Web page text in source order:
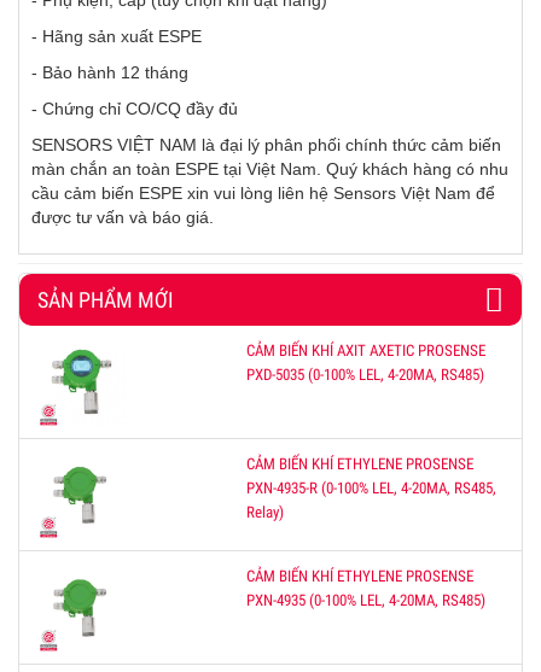
- Hãng sản xuất ESPE
- Bảo hành 12 tháng
- Chứng chỉ CO/CQ đầy đủ
SENSORS VIỆT NAM là đại lý phân phối chính thức cảm biến
màn chắn an toàn ESPE tại Việt Nam. Quý khách hàng có nhu
cầu cảm biến ESPE xin vui lòng liên hệ Sensors Việt Nam để
được tư vấn và báo giá.
SẢN PHẨM MỚI
CẢM BIẾN KHÍ AXIT AXETIC PROSENSE
PXD-5035 (0-100% LEL, 4-20MA, RS485)
CẢM BIẾN KHÍ ETHYLENE PROSENSE
PXN-4935-R (0-100% LEL, 4-20MA, RS485,
Relay)
CẢM BIẾN KHÍ ETHYLENE PROSENSE
PXN-4935 (0-100% LEL, 4-20MA, RS485)